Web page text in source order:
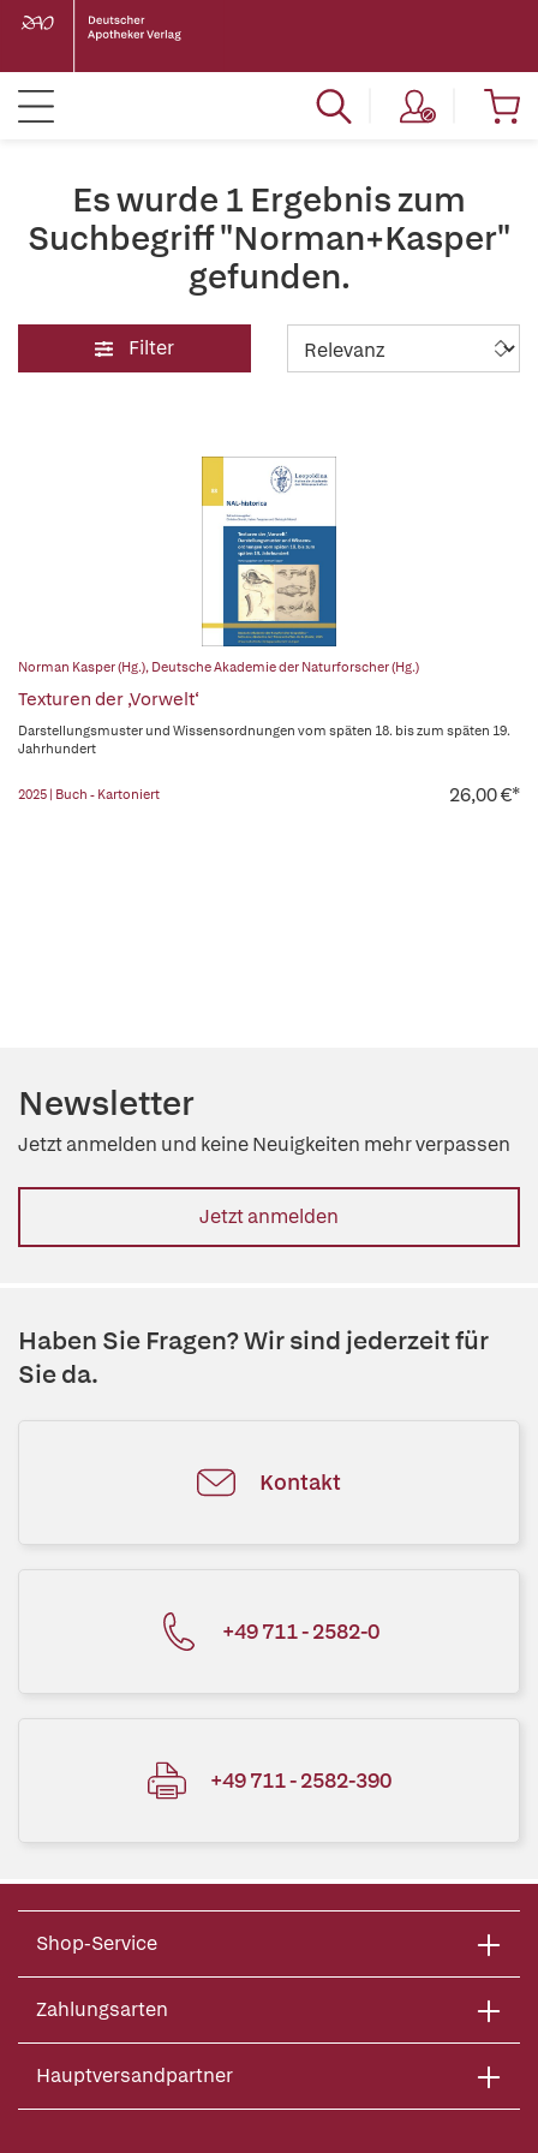
Es wurde 1 Ergebnis zum
Suchbegriff "Norman+Kasper"
gefunden.
Filter
Norman Kasper (Hg.), Deutsche Akademie der Naturforscher (Hg.)
Texturen der ‚Vorwelt‘
Darstellungsmuster und Wissensordnungen vom späten 18. bis zum späten 19.
Jahrhundert
2025 | Buch - Kartoniert 26,00 €*
Newsletter
Jetzt anmelden und keine Neuigkeiten mehr verpassen
Jetzt anmelden
Haben Sie Fragen? Wir sind jederzeit für
Sie da.
Kontakt
+49 711 - 2582-0
+49 711 - 2582-390
Shop-Service
Zahlungsarten
Hauptversandpartner